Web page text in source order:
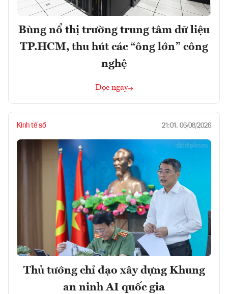
Bùng nổ thị trường trung tâm dữ liệu
TP.HCM, thu hút các “ông lớn” công
nghệ
Đọc ngay
Kinh tế số 21:01, 06/08/2026
Thủ tướng chỉ đạo xây dựng Khung
an ninh AI quốc gia